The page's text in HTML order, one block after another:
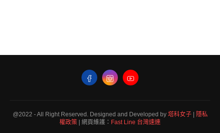
@2022 - All Right Reserved. Designed and Developed by 塔科女子|
隱私
權政策 | 網頁維護： Fast Line 台灣速連